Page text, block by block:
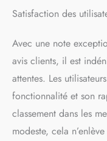
Satisfaction des
Avec une note
avis clients, il est
attentes. Les
fonctionnalité et son
classement dans les
modeste, cela